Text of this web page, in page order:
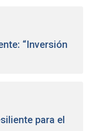
“Inversión
para el